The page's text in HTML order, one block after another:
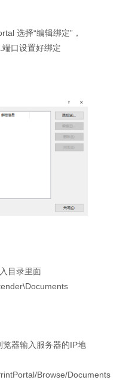
选择“编辑绑定”，
口设置好绑定
目录里面
器输入服务器的IP地
Browse/Documents